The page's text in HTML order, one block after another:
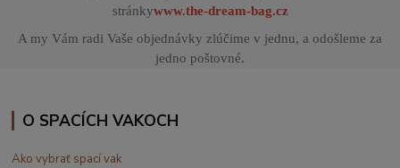
stránkywww.the-dream-bag.cz
A my Vám radi Vaše objednávky zlúčime v jednu, a odošleme za
jedno poštovné.
O SPACÍCH VAKOCH
Ako vybrať spací vak